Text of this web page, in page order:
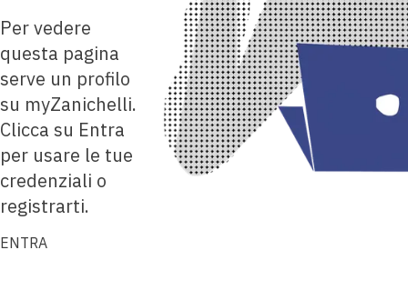
Per vedere
questa pagina
serve un profilo
su myZanichelli.
Clicca su Entra
per usare le tue
credenziali o
registrarti.
ENTRA